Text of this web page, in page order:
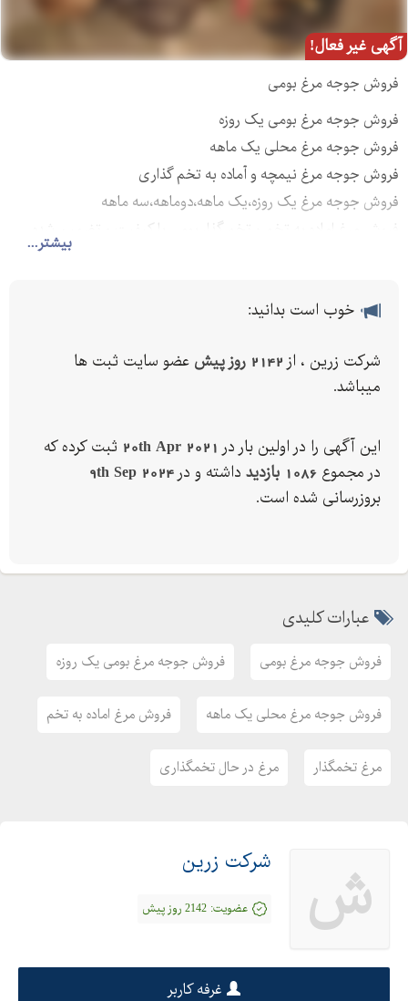
آگهی غیر فعال!
بیشتر...
فروش جوجه مرغ بومی
فروش جوجه مرغ بومی یک روزه
فروش جوجه مرغ محلی یک ماهه
فروش جوجه مرغ نیمچه و ٱماده به تخم گذاری
فروش جوجه مرغ یک روزه،یک ماهه،دوماهه،سه ماهه
فروش مرغ اماده به تخم و تخم گذار بومی با کیفیت و تضمین شده
خوب است بدانید:
شرکت زرین ، از 2142 روز پیش
عضو سایت ثبت ها
میباشد.
این آگهی را در اولین بار در 20th Apr 2021 ثبت کرده که
در مجموع 1086 بازدید داشته و در 9th Sep 2024
بروزرسانی شده است.
عبارات کلیدی
فروش جوجه مرغ بومی فروش جوجه مرغ بومی یک روزه
فروش جوجه مرغ محلی یک ماهه فروش مرغ اماده به تخم
مرغ تخمگذار مرغ در حال تخمگذاری
ش شرکت زرین
عضویت: 2142 روز پیش
غرفه کاربر